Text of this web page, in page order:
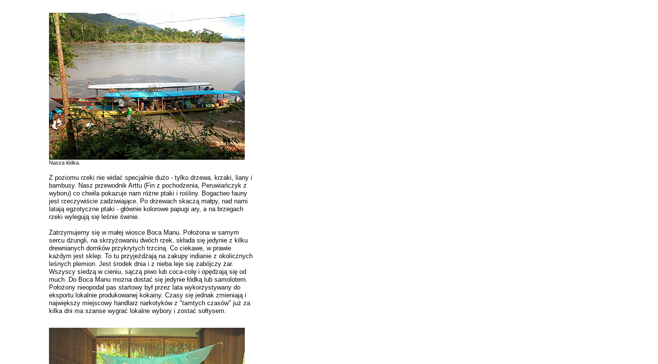
Nasza łódka.
Z poziomu rzeki nie widać specjalnie dużo - tylko drzewa, krzaki, liany i
bambusy. Nasz przewodnik Arttu (Fin z pochodzenia, Peruwiańczyk z
wyboru) co chwila pokazuje nam różne ptaki i rośliny. Bogactwo fauny
jest rzeczywiście zadziwiające. Po drzewach skaczą małpy, nad nami
latają egzotyczne ptaki - głównie kolorowe papugi ary, a na brzegach
rzeki wylegują się leśnie świnie.
Zatrzymujemy się w małej wiosce Boca Manu. Położona w samym
sercu dżungli, na skrzyżowaniu dwóch rzek, składa się jedynie z kilku
drewnianych domków przykrytych trzciną. Co ciekawe, w prawie
każdym jest sklep. To tu przyjeżdżają na zakupy indianie z okolicznych
leśnych plemion. Jest środek dnia i z nieba leje się zabójczy żar.
Wszyscy siedzą w cieniu, sączą piwo lub coca-colę i opędzają się od
much. Do Boca Manu można dostać się jedynie łódką lub samolotem.
Położony nieopodal pas startowy był przez lata wykorzystywany do
eksportu lokalnie produkowanej kokainy. Czasy się jednak zmieniają i
największy miejscowy handlarz narkotyków z "tamtych czasów" już za
kilka dni ma szanse wygrać lokalne wybory i zostać sołtysem.